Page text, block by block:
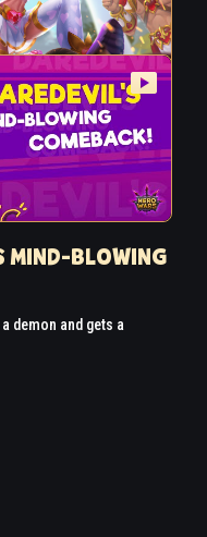
MIND-BLOWING
demon and gets a